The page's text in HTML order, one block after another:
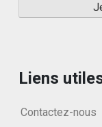
Liens
Contactez-nous